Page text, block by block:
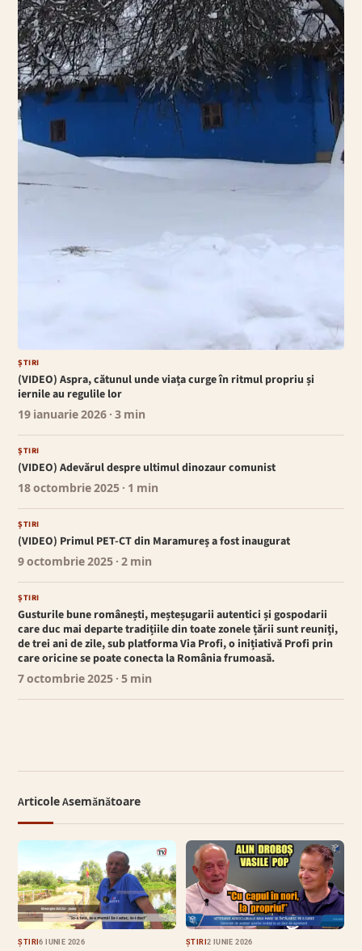
ȘTIRI
(VIDEO) Aspra, cătunul unde viața curge în ritmul propriu și
iernile au regulile lor
19 ianuarie 2026 · 3 min
ȘTIRI
(VIDEO) Adevărul despre ultimul dinozaur comunist
18 octombrie 2025 · 1 min
ȘTIRI
(VIDEO) Primul PET-CT din Maramureș a fost inaugurat
9 octombrie 2025 · 2 min
ȘTIRI
Gusturile bune românești, meșteșugarii autentici și gospodarii
care duc mai departe tradițiile din toate zonele țării sunt reuniți,
de trei ani de zile, sub platforma Via Profi, o inițiativă Profi prin
care oricine se poate conecta la România frumoasă.
7 octombrie 2025 · 5 min
Articole Asemănătoare
ȘTIRI6 IUNIE 2026 ȘTIRI2 IUNIE 2026